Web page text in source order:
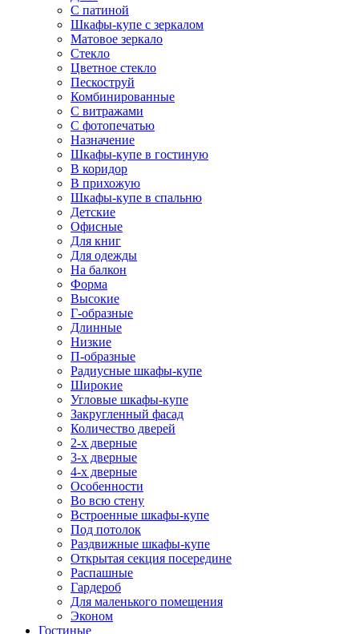
С патиной
Шкафы-купе с зеркалом
Матовое зеркало
Стекло
Цветное стекло
Пескоструй
Комбинированные
С витражами
С фотопечатью
Назначение
Шкафы-купе в гостиную
В коридор
В прихожую
Шкафы-купе в спальню
Детские
Офисные
Для книг
Для одежды
На балкон
Форма
Высокие
Г-образные
Длинные
Низкие
П-образные
Радиусные шкафы-купе
Широкие
Угловые шкафы-купе
Закругленный фасад
Количество дверей
2-х дверные
3-х дверные
4-х дверные
Особенности
Во всю стену
Встроенные шкафы-купе
Под потолок
Раздвижные шкафы-купе
Открытая секция посередине
Распашные
Гардероб
Для маленького помещения
Эконом
Гостиные